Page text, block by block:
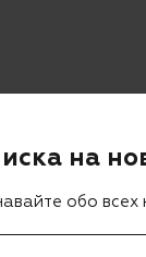
на
обо всех